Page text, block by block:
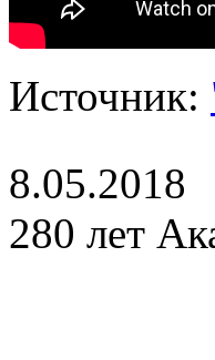
Источник:
8.05.2018
280 лет